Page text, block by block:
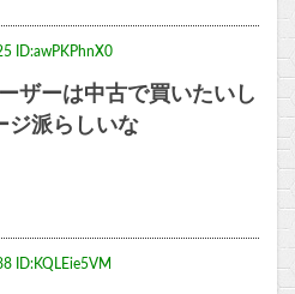
ID:awPKPhnX0
ザーは中古で買いたいし
ジ派らしいな
ID:KQLEie5VM